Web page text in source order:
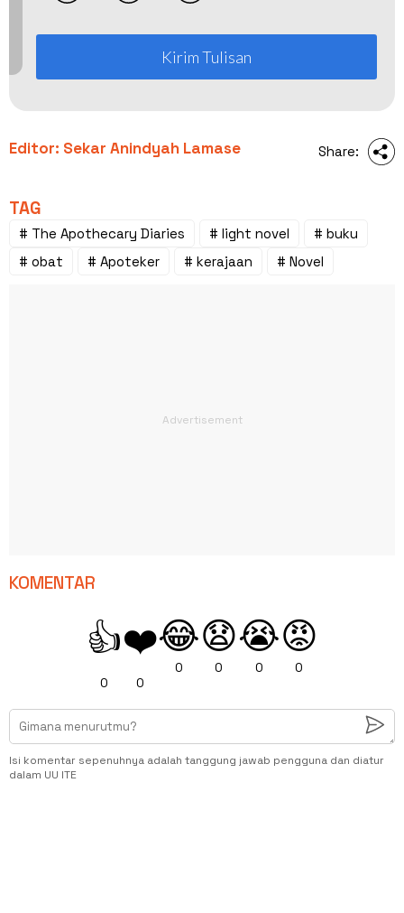
Kirim Tulisan
Editor: Sekar Anindyah Lamase Share:
TAG
# The Apothecary Diaries # light novel
# buku
# obat
# Apoteker # kerajaan # Novel
KOMENTAR
👍
0
❤️
0
😂
0
😧
0
😭
0
😡
0
Isi komentar sepenuhnya adalah tanggung jawab pengguna dan diatur
dalam UU ITE